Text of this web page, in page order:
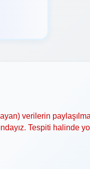
verilerin
Tespiti halinde